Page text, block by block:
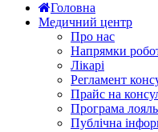
Головна
Медичний центр
Про нас
Напрямки
Лікарі
Регламент
Прайс на
Програма
Публічна